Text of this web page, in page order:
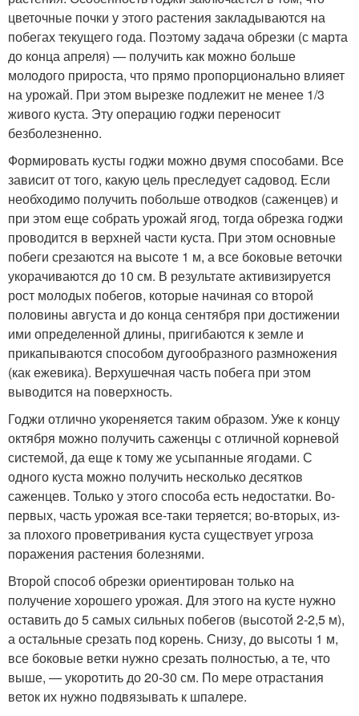
цветочные почки у этого растения закладываются на
побегах текущего года. Поэтому задача обрезки (с марта
до конца апреля) — получить как можно больше
молодого прироста, что прямо пропорционально влияет
на урожай. При этом вырезке подлежит не менее 1/3
живого куста. Эту операцию годжи переносит
безболезненно.
Формировать кусты годжи можно двумя способами. Все
зависит от того, какую цель преследует садовод. Если
необходимо получить побольше отводков (саженцев) и
при этом еще собрать урожай ягод, тогда обрезка годжи
проводится в верхней части куста. При этом основные
побеги срезаются на высоте 1 м, а все боковые веточки
укорачиваются до 10 см. В результате активизируется
рост молодых побегов, которые начиная со второй
половины августа и до конца сентября при достижении
ими определенной длины, пригибаются к земле и
прикапываются способом дугообразного размножения
(как ежевика). Верхушечная часть побега при этом
выводится на поверхность.
Годжи отлично укореняется таким образом. Уже к концу
октября можно получить саженцы с отличной корневой
системой, да еще к тому же усыпанные ягодами. С
одного куста можно получить несколько десятков
саженцев. Только у этого способа есть недостатки. Во-
первых, часть урожая все-таки теряется; во-вторых, из-
за плохого проветривания куста существует угроза
поражения растения болезнями.
Второй способ обрезки ориентирован только на
получение хорошего урожая. Для этого на кусте нужно
оставить до 5 самых сильных побегов (высотой 2-2,5 м),
а остальные срезать под корень. Снизу, до высоты 1 м,
все боковые ветки нужно срезать полностью, а те, что
выше, — укоротить до 20-30 см. По мере отрастания
веток их нужно подвязывать к шпалере.